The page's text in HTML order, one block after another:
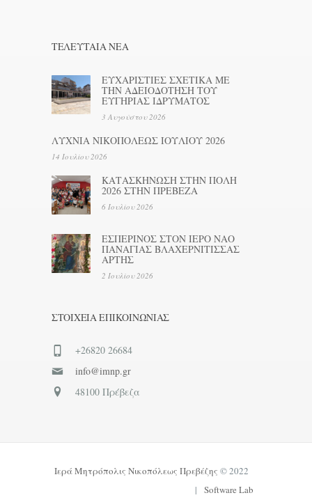
ΤΕΛΕΥΤΑΊΑ ΝΕΑ
ΕΥΧΑΡΙΣΤΙΕΣ ΣΧΕΤΙΚΑ ΜΕ
ΤΗΝ ΑΔΕΙΟΔΟΤΗΣΗ ΤΟΥ
ΕΥΓΗΡΙΑΣ ΙΔΡΥΜΑΤΟΣ
3 Αυγούστου 2026
ΛΥΧΝΙΑ ΝΙΚΟΠΟΛΕΩΣ ΙΟΥΛΙΟΥ 2026
14 Ιουλίου 2026
ΚΑΤΑΣΚΗΝΩΣΗ ΣΤΗΝ ΠΟΛΗ
2026 ΣΤΗΝ ΠΡΕΒΕΖΑ
6 Ιουλίου 2026
ΕΣΠΕΡΙΝΟΣ ΣΤΟΝ ΙΕΡΟ ΝΑΟ
ΠΑΝΑΓΙΑΣ ΒΛΑΧΕΡΝΙΤΙΣΣΑΣ
ΑΡΤΗΣ
2 Ιουλίου 2026
ΣΤΟΙΧΕΊΑ ΕΠΙΚΟΙΝΩΝΊΑΣ
+26820 26684
info@imnp.gr
48100 Πρέβεζα
Ιερά Μητρόπολις Νικοπόλεως Πρεβέζης © 2022
| Software Lab